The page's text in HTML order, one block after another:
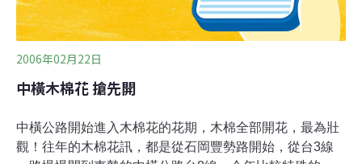
2006年02月22日
中橫木棉花 搶先開
中橫公路開始進入木棉花的花期，木棉全部開花，最為壯
觀！往年的木棉花訊，都是從石岡豐勢路開始，從台3線